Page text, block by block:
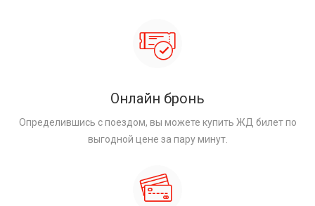
Онлайн бронь
Определившись с поездом, вы можете купить ЖД билет по
выгодной цене за пару минут.